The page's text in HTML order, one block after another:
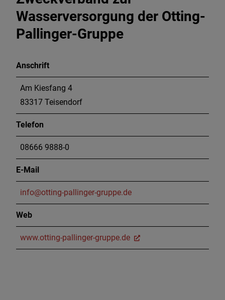
Wasserversorgung der Otting-
Pallinger-Gruppe
Anschrift
Am Kiesfang 4
83317 Teisendorf
Telefon
08666 9888-0
E-Mail
info@otting-pallinger-gruppe.de
Web
www.otting-pallinger-gruppe.de